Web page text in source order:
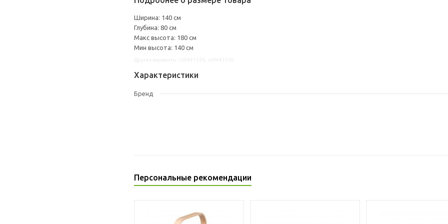
Ширина: 140 см
Глубина: 80 см
Макс высота: 180 см
Мин высота: 140 см
Характеристики
Бренд
Персональные рекомендации